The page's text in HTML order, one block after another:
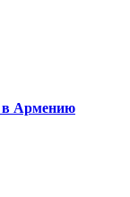
в Армению